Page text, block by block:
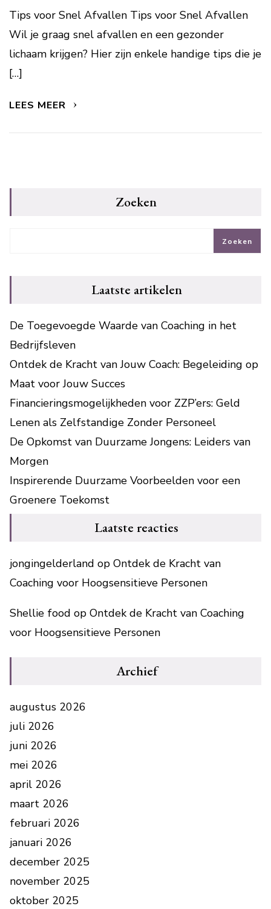
Tips voor Snel Afvallen Tips voor Snel Afvallen
Wil je graag snel afvallen en een gezonder
lichaam krijgen? Hier zijn enkele handige tips die je
[…]
LEES MEER
Zoeken
Zoeken
Laatste artikelen
De Toegevoegde Waarde van Coaching in het
Bedrijfsleven
Ontdek de Kracht van Jouw Coach: Begeleiding op
Maat voor Jouw Succes
Financieringsmogelijkheden voor ZZP’ers: Geld
Lenen als Zelfstandige Zonder Personeel
De Opkomst van Duurzame Jongens: Leiders van
Morgen
Inspirerende Duurzame Voorbeelden voor een
Groenere Toekomst
Laatste reacties
jongingelderland op Ontdek de Kracht van
Coaching voor Hoogsensitieve Personen
Shellie food op Ontdek de Kracht van Coaching
voor Hoogsensitieve Personen
Archief
augustus 2026
juli 2026
juni 2026
mei 2026
april 2026
maart 2026
februari 2026
januari 2026
december 2025
november 2025
oktober 2025